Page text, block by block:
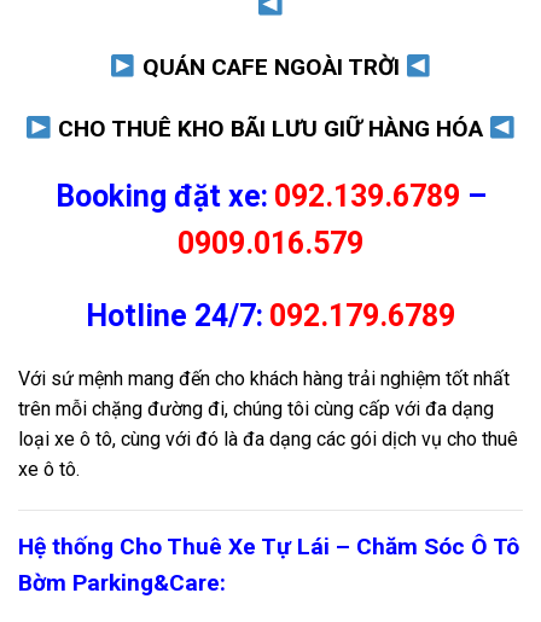
QUÁN CAFE NGOÀI TRỜI
CHO THUÊ KHO BÃI LƯU GIỮ HÀNG HÓA
Booking đặt xe: 092.139.6789 –
0909.016.579
Hotline 24/7: 092.179.6789
Với sứ mệnh mang đến cho khách hàng trải nghiệm tốt nhất
trên mỗi chặng đường đi, chúng tôi cùng cấp với đa dạng
loại xe ô tô, cùng với đó là đa dạng các gói dịch vụ cho thuê
xe ô tô.
Hệ thống Cho Thuê Xe Tự Lái – Chăm Sóc Ô Tô
Bờm Parking&Care: